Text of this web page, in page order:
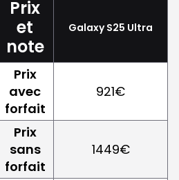
Prix
et
note
Galaxy S25 Ultra
Prix
avec
forfait
921€
Prix
sans
forfait
1449€